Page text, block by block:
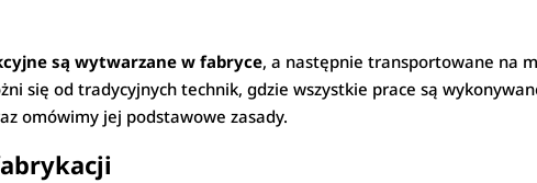
są wytwarzane w fabryce, a następnie transportowane na
się od tradycyjnych technik, gdzie wszystkie prace są
omówimy jej podstawowe zasady.